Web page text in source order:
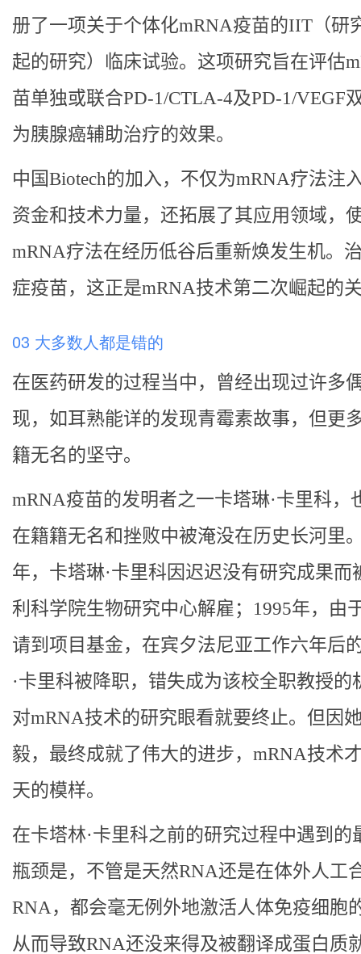
册了一项关于个体化mRNA疫苗的IIT（研
起的研究）临床试验。这项研究旨在评估
苗单独或联合PD-1/CTLA-4及PD-1/VEGF
为胰腺癌辅助治疗的效果。
中国Biotech的加入，不仅为mRNA疗法注
资金和技术力量，还拓展了其应用领域，
mRNA疗法在经历低谷后重新焕发生机。
症疫苗，这正是mRNA技术第二次崛起的
03 大多数人都是错的
在医药研发的过程当中，曾经出现过许多
现，如耳熟能详的发现青霉素故事，但更
籍无名的坚守。
mRNA疫苗的发明者之一卡塔琳·卡里科，
在籍籍无名和挫败中被淹没在历史长河里
年，卡塔琳·卡里科因迟迟没有研究成果而
利科学院生物研究中心解雇；1995年，由
请到项目基金，在宾夕法尼亚工作六年后
·卡里科被降职，错失成为该校全职教授的
对mRNA技术的研究眼看就要终止。但因
毅，最终成就了伟大的进步，mRNA技术
天的模样。
在卡塔林·卡里科之前的研究过程中遇到的
瓶颈是，不管是天然RNA还是在体外人工
RNA，都会毫无例外地激活人体免疫细胞
从而导致RNA还没来得及被翻译成蛋白质